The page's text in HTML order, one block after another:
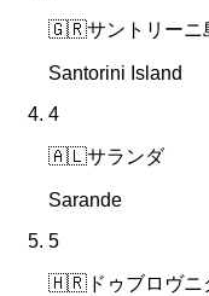
🇬🇷サントリーニ
Santorini Island
4
🇦🇱サランダ
Sarande
5
🇭🇷 ドゥブロヴニ